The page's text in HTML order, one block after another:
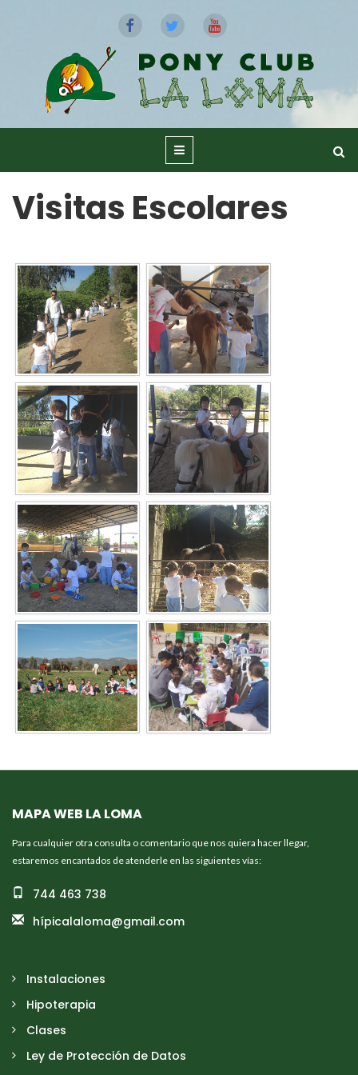
Visitas Escolares
MAPA WEB LA LOMA
Para cualquier otra consulta o comentario que nos quiera hacer llegar,
estaremos encantados de atenderle en las siguientes vías:
744 463 738
hípicalaloma@gmail.com
Instalaciones
Hipoterapia
Clases
Ley de Protección de Datos